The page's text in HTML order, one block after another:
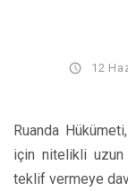
12
Ruanda
için nitelikli uzun
teklif vermeye